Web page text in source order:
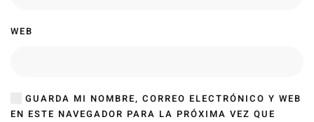
WEB
GUARDA MI NOMBRE, CORREO ELECTRÓNICO Y WEB
EN ESTE NAVEGADOR PARA LA PRÓXIMA VEZ QUE